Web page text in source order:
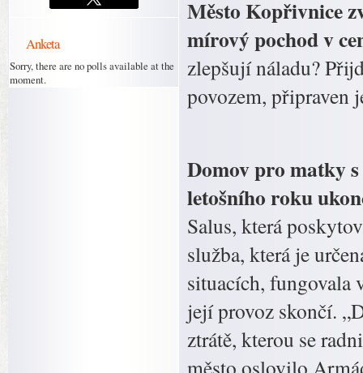
Anketa
Sorry, there are no polls available at the
moment.
Město Kopřivnice
mírový pochod v
zlepšují náladu?
povozem, připraven
Domov pro matky
letošního roku
Salus, která
služba, která je
situacích, fungovala
její provoz skončí.
ztrátě, kterou se
město oslovilo